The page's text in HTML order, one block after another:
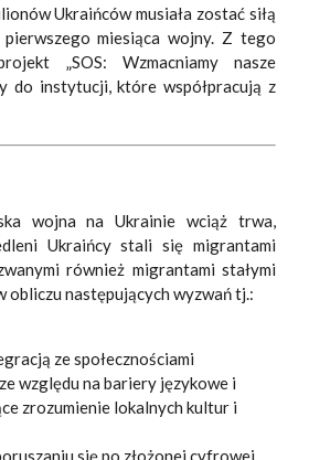
Ukraińców musiała zostać siłą
miesiąca wojny. Z tego
„SOS: Wzmacniamy nasze
do instytucji, które współpracują z
wojna na Ukrainie wciąż trwa,
Ukraińcy stali się migrantami
również migrantami stałymi
obliczu następujących wyzwań tj.:
ze społecznościami
względu na bariery językowe i
zrozumienie lokalnych kultur i
się po złożonej cyfrowej